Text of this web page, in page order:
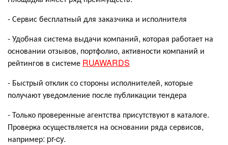
- Сервис бесплатный для заказчика и исполнителя
- Удобная система выдачи компаний, которая работает на
основании отзывов, портфолио, активности компаний и
рейтингов в системе RUAWARDS
- Быстрый отклик со стороны исполнителей, которые
получают уведомление после публикации тендера
- Только проверенные агентства присутствуют в каталоге.
Проверка осуществляется на основании ряда сервисов,
например: pr-cy.